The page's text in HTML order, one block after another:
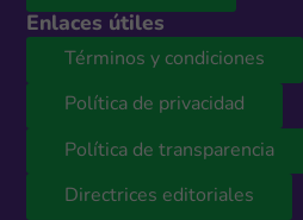
Enlaces útiles
Términos y condiciones
Política de privacidad
Política de transparencia
Directrices editoriales